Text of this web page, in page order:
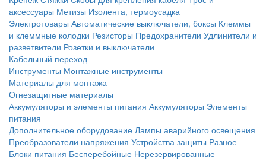
аксессуары Метизы Изолента, термоусадка
Электротовары Автоматические выключатели, боксы Клеммы
и клеммные колодки Резисторы Предохранители Удлинители и
разветвители Розетки и выключатели
Кабельный переход
Инструменты Монтажные инструменты
Материалы для монтажа
Огнезащитные материалы
Аккумуляторы и элементы питания Аккумуляторы Элементы
питания
Дополнительное оборудование Лампы аварийного освещения
Преобразователи напряжения Устройства защиты Разное
Блоки питания Бесперебойные Нерезервированные